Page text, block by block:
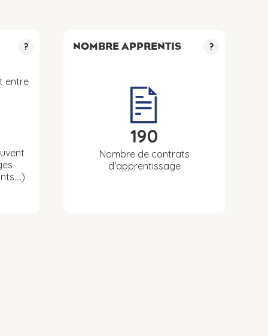
?
entre
NOMBRE APPRENTIS ?
190
Nombre de contrats
d'apprentissage